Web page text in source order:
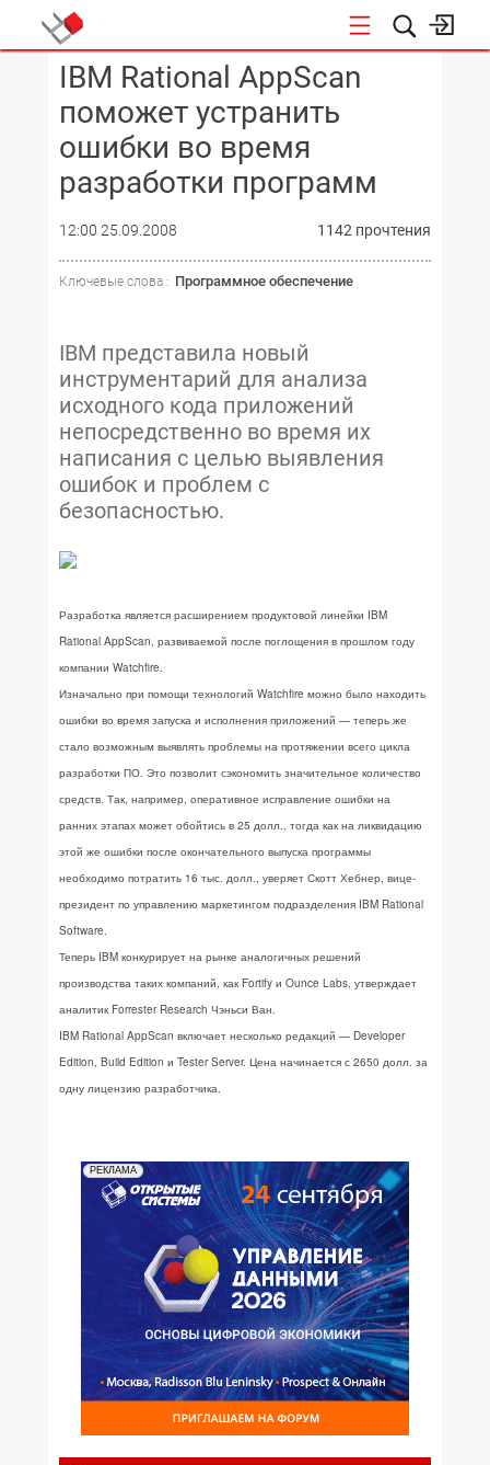
КОНФЕРЕНЦИИ
IBM Rational AppScan
поможет устранить
ошибки во время
разработки программ
12:00 25.09.2008 1142 прочтения
Ключевые слова : Программное обеспечение
IBM представила новый
инструментарий для анализа
исходного кода приложений
непосредственно во время их
написания с целью выявления
ошибок и проблем с
безопасностью.
Разработка является расширением продуктовой линейки IBM
Rational AppScan, развиваемой после поглощения в прошлом году
компании Watchfire.
Изначально при помощи технологий Watchfire можно было находить
ошибки во время запуска и исполнения приложений — теперь же
стало возможным выявлять проблемы на протяжении всего цикла
разработки ПО. Это позволит сэкономить значительное количество
средств. Так, например, оперативное исправление ошибки на
ранних этапах может обойтись в 25 долл., тогда как на ликвидацию
этой же ошибки после окончательного выпуска программы
необходимо потратить 16 тыс. долл., уверяет Скотт Хебнер, вице-
президент по управлению маркетингом подразделения IBM Rational
Software.
Теперь IBM конкурирует на рынке аналогичных решений
производства таких компаний, как Fortify и Ounce Labs, утверждает
аналитик Forrester Research Чэньси Ван.
IBM Rational AppScan включает несколько редакций — Developer
Edition, Build Edition и Tester Server. Цена начинается с 2650 долл. за
одну лицензию разработчика.
РЕКЛАМА